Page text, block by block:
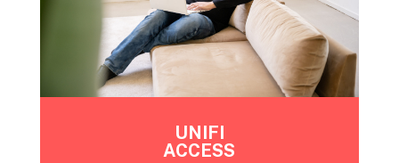
UNIFI
ACCESS